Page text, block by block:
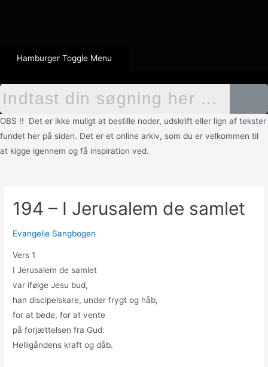
Hamburger Toggle Menu
OBS !! Det er ikke muligt at bestille noder, udskrift eller lign af tekster
fundet her på siden. Det er et online arkiv, som du er velkommen til
at kigge igennem og få inspiration ved.
194 – I Jerusalem de samlet
Evangelie Sangbogen
Vers 1
I Jerusalem de samlet
var ifølge Jesu bud,
han discipelskare, under frygt og håb,
for at bede, for at vente
på forjættelsen fra Gud:
Helligåndens kraft og dåb.